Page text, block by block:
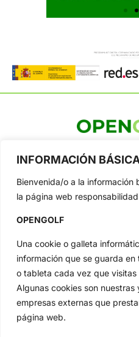
INFORMACIÓN
Bienvenida/o a la información
la página web
OPENGOLF
Una cookie o galleta
información que se guarda en
o tableta cada vez que
Algunas cookies son nuestras
empresas externas que
página web.
profesional y amateur,
Categorias
Inicio
Amateurs
Circuitos
Especiales
Compañía
Aviso Legal